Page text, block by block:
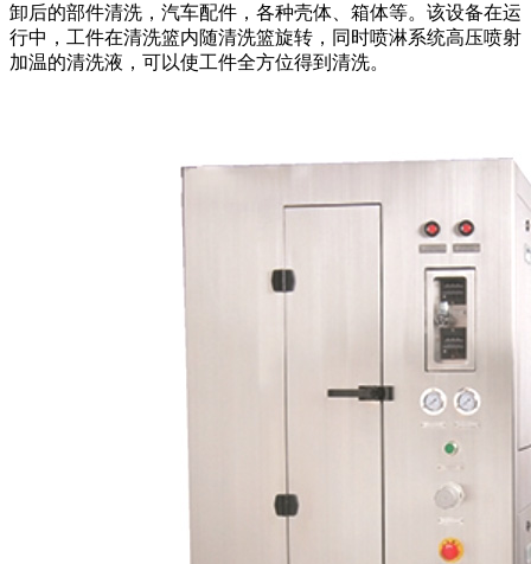
卸后的部件清洗，汽车配件，各种壳体、箱体等。该设备在运
行中，工件在清洗篮内随清洗篮旋转，同时喷淋系统高压喷射
加温的清洗液，可以使工件全方位得到清洗。